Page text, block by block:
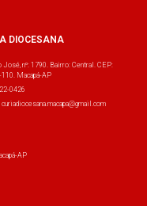
DIOCESANA
José, nº: 1790. Bairro: Central. CEP:
Macapá-AP
0426
AP